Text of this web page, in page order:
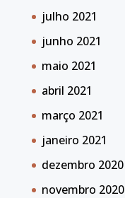
julho 2021
junho 2021
maio 2021
abril 2021
março 2021
janeiro 2021
dezembro 2020
novembro 2020